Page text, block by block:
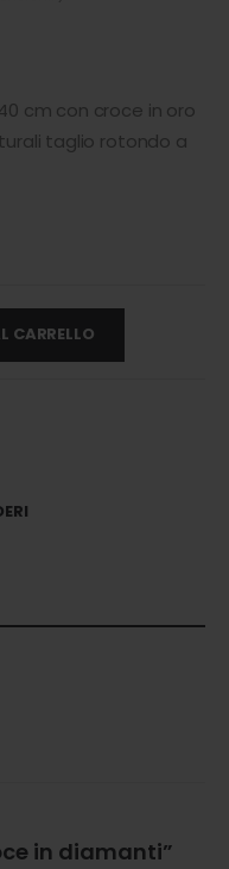
cm con croce in oro
taglio rotondo a
CARRELLO
in diamanti”